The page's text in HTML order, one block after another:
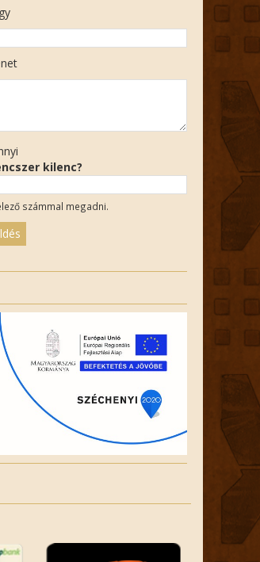
kilenc?
számmal megadni.